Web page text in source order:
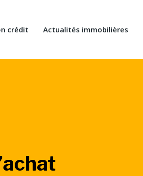
crédit Actualités immobilières